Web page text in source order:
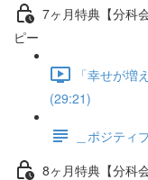
7ヶ月特典【分科
ピー
「幸せが
(29:21)
＿ポジテ
8ヶ月特典【分科